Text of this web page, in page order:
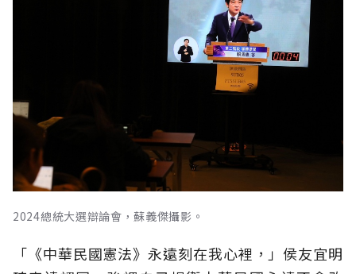
2024總統大選辯論會，蘇義傑攝影。
「《中華民國憲法》永遠刻在我心裡，」侯友宜明